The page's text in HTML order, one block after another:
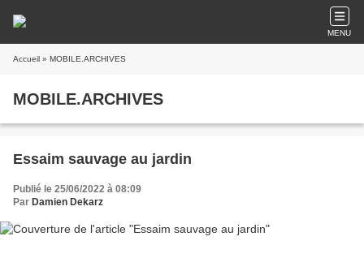
MENU
Accueil » MOBILE.ARCHIVES
MOBILE.ARCHIVES
Essaim sauvage au jardin
Publié le 25/06/2022 à 08:09
Par Damien Dekarz